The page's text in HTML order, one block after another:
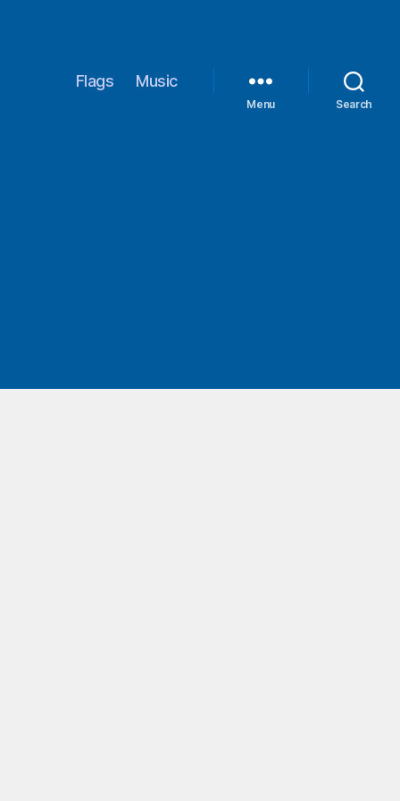
Flags Music
Menu Search